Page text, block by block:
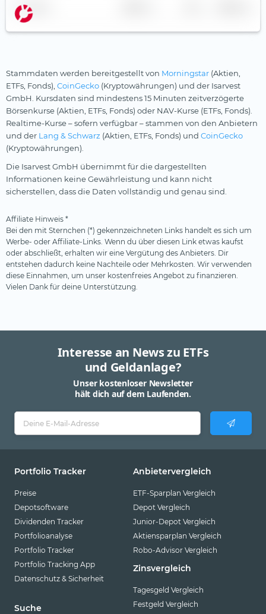
Telekommunikation
Uran
Versicherer
Versorger
Wasser
Wasserstoff
LGIM
Lunate
Market Access
Melanion
Nordea
onemarkets
Ossiam
Palmer Square
Pictet
Steelcoin
UBS
Valour
Vanguard
Virtune
WisdomTree
Name
Stammdaten werden bereitgestellt von Morningstar (Aktien,
ETFs, Fonds), CoinGecko (Kryptowährungen) und der Isarvest
GmbH. Kursdaten sind mindestens 15 Minuten zeitverzögerte
Börsenkurse (Aktien, ETFs, Fonds) oder NAV-Kurse (ETFs, Fonds).
Realtime-Kurse – sofern verfügbar – stammen von den Anbietern
und der Lang & Schwarz (Aktien, ETFs, Fonds) und CoinGecko
(Kryptowährungen).
Die Isarvest GmbH übernimmt für die dargestellten
Informationen keine Gewährleistung und kann nicht
sicherstellen, dass die Daten vollständig und genau sind.
Affiliate Hinweis *
Bei den mit Sternchen (*) gekennzeichneten Links handelt es sich um
Werbe- oder Affiliate-Links. Wenn du über diesen Link etwas kaufst
oder abschließt, erhalten wir eine Vergütung des Anbieters. Dir
entstehen dadurch keine Nachteile oder Mehrkosten. Wir verwenden
diese Einnahmen, um unser kostenfreies Angebot zu finanzieren.
Vielen Dank für deine Unterstützung.
Interesse an News zu ETFs
und Geldanlage?
Unser kostenloser Newsletter
hält dich auf dem Laufenden.
Portfolio Tracker
Preise
Depotsoftware
Dividenden Tracker
Portfolioanalyse
Portfolio Tracker
Portfolio Tracking App
Datenschutz & Sicherheit
Suche
Anbietervergleich
ETF-Sparplan Vergleich
Depot Vergleich
Junior-Depot Vergleich
Aktiensparplan Vergleich
Robo-Advisor Vergleich
Zinsvergleich
Tagesgeld Vergleich
Festgeld Vergleich